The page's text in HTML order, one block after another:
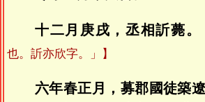
十二月庚戌，丞相訢薨。
也。訢亦欣字。」】
六年春正月，募郡國徒築